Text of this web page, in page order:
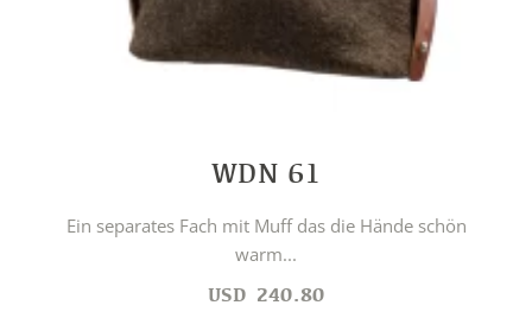
WDN 61
Ein separates Fach mit Muff das die Hände schön
warm...
USD 240.80